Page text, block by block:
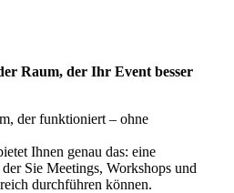
Raum, der Ihr Event besser
der funktioniert – ohne
Ihnen genau das: eine
Sie Meetings, Workshops und
durchführen können.